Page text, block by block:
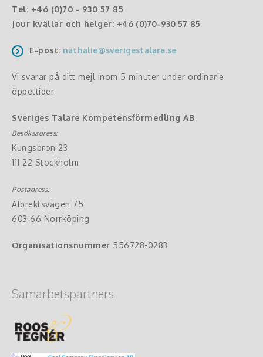
Tel: +46 (0)70 - 930 57 85
Jour kvällar och helger: +46 (0)70-930 57 85
E-post: nathalie@sverigestalare.se
Vi svarar på ditt mejl inom 5 minuter under ordinarie
öppettider
Sveriges Talare Kompetensförmedling AB
Besöksadress:
Kungsbron 23
111 22 Stockholm
Postadress:
Albrektsvägen 75
603 66 Norrköping
Organisationsnummer 556728-0283
Samarbetspartners